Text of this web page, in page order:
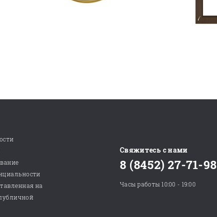
на
Свяжитесь с нами
8 (8452) 27-71-98
Часы работы 10:00 - 19:00